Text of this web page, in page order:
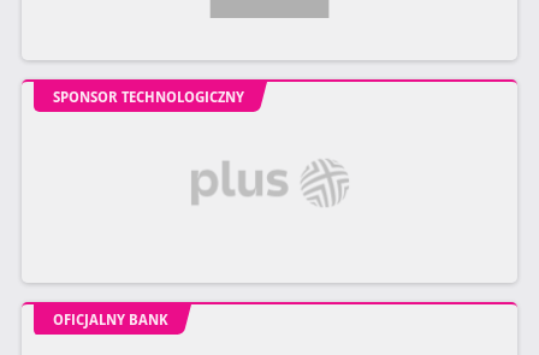
SPONSOR TECHNOLOGICZNY
OFICJALNY BANK